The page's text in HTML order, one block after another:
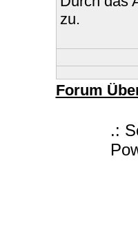
zu.
Forum
.: